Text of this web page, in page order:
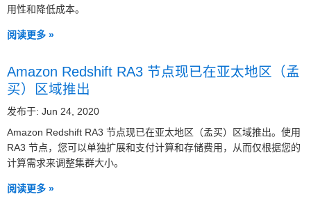
用性和降低成本。
阅读更多 »
Amazon Redshift RA3 节点现已在亚太地区（孟
买）区域推出
发布于: Jun 24, 2020
Amazon Redshift RA3 节点现已在亚太地区（孟买）区域推出。使用
RA3 节点，您可以单独扩展和支付计算和存储费用，从而仅根据您的
计算需求来调整集群大小。
阅读更多 »